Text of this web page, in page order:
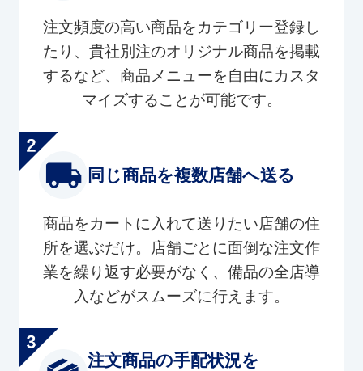
注文頻度の高い商品をカテゴリー登録し
たり、貴社別注のオリジナル商品を掲載
するなど、商品メニューを自由にカスタ
マイズすることが可能です。
同じ商品を複数店舗へ送る
商品をカートに入れて送りたい店舗の住
所を選ぶだけ。店舗ごとに面倒な注文作
業を繰り返す必要がなく、備品の全店導
入などがスムーズに行えます。
注文商品の手配状況を